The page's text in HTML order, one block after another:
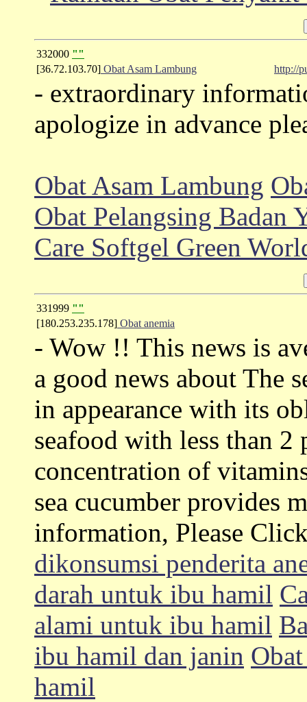
332000 ""
[36.72.103.70] Obat Asam Lambung http://
- extraordinary
apologize in advance
Obat Asam Lambung
Obat Pelangsing Badan
Care Softgel Green
331999 ""
[180.253.235.178] Obat anemia
- Wow !! This news is
a good news about The
in appearance with its
seafood with less than 2
concentration of
sea cucumber provides
information, Please
dikonsumsi penderita
darah untuk ibu hamil
alami untuk ibu hamil
ibu hamil dan janin
hamil